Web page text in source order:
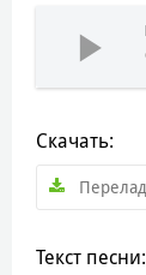
Скачать:
Текст песни: